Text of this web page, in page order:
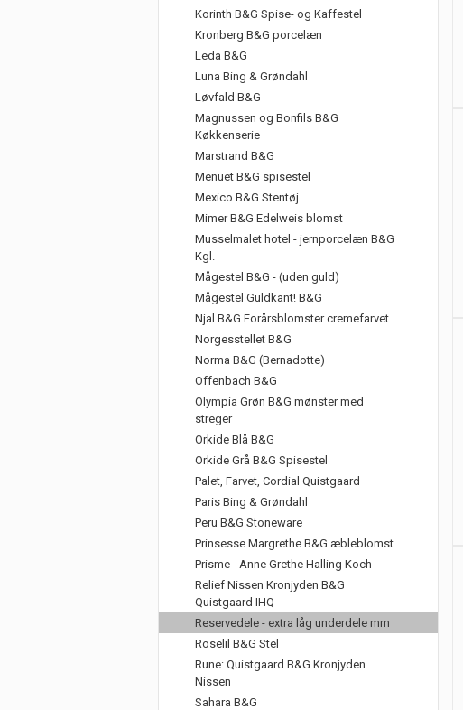
Korinth B&G Spise- og Kaffestel
Kronberg B&G porcelæn
Leda B&G
Luna Bing & Grøndahl
Løvfald B&G
Magnussen og Bonfils B&G
Køkkenserie
Marstrand B&G
Menuet B&G spisestel
Mexico B&G Stentøj
Mimer B&G Edelweis blomst
Musselmalet hotel - jernporcelæn B&G
Kgl.
Mågestel B&G - (uden guld)
Mågestel Guldkant! B&G
Njal B&G Forårsblomster cremefarvet
Norgesstellet B&G
Norma B&G (Bernadotte)
Offenbach B&G
Olympia Grøn B&G mønster med
streger
Orkide Blå B&G
Orkide Grå B&G Spisestel
Palet, Farvet, Cordial Quistgaard
Paris Bing & Grøndahl
Peru B&G Stoneware
Prinsesse Margrethe B&G æbleblomst
Prisme - Anne Grethe Halling Koch
Relief Nissen Kronjyden B&G
Quistgaard IHQ
Reservedele - extra låg underdele mm
Roselil B&G Stel
Rune: Quistgaard B&G Kronjyden
Nissen
Sahara B&G